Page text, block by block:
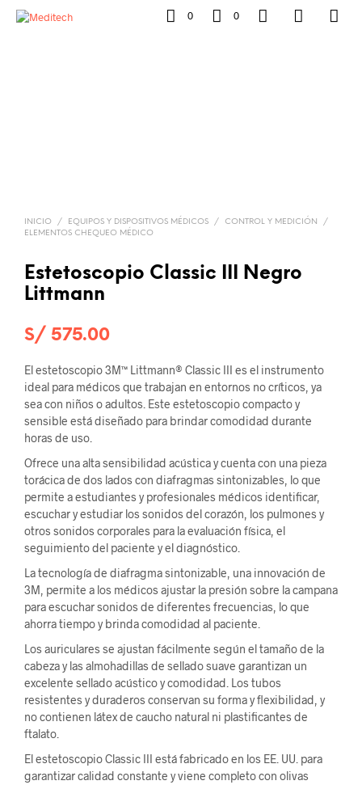
0 0
INICIO / EQUIPOS Y DISPOSITIVOS MÉDICOS / CONTROL Y MEDICIÓN
/
ELEMENTOS CHEQUEO MÉDICO
Estetoscopio Classic III Negro
Littmann
S/ 575.00
El estetoscopio 3M™ Littmann® Classic III es el instrumento
ideal para médicos que trabajan en entornos no críticos, ya
sea con niños o adultos. Este estetoscopio compacto y
sensible está diseñado para brindar comodidad durante
horas de uso.
Ofrece una alta sensibilidad acústica y cuenta con una pieza
torácica de dos lados con diafragmas sintonizables, lo que
permite a estudiantes y profesionales médicos identificar,
escuchar y estudiar los sonidos del corazón, los pulmones y
otros sonidos corporales para la evaluación física, el
seguimiento del paciente y el diagnóstico.
La tecnología de diafragma sintonizable, una innovación de
3M, permite a los médicos ajustar la presión sobre la campana
para escuchar sonidos de diferentes frecuencias, lo que
ahorra tiempo y brinda comodidad al paciente.
Los auriculares se ajustan fácilmente según el tamaño de la
cabeza y las almohadillas de sellado suave garantizan un
excelente sellado acústico y comodidad. Los tubos
resistentes y duraderos conservan su forma y flexibilidad, y
no contienen látex de caucho natural ni plastificantes de
ftalato.
El estetoscopio Classic III está fabricado en los EE. UU. para
garantizar calidad constante y viene completo con olivas